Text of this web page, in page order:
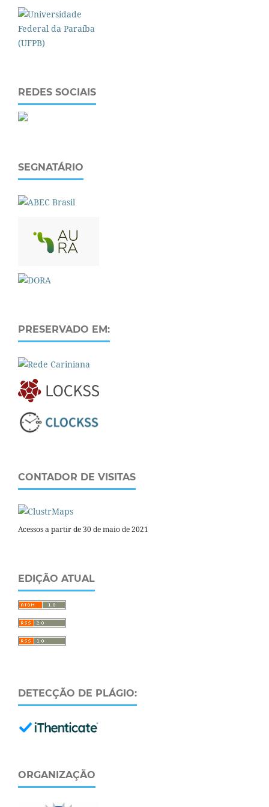
REDES SOCIAIS
SEGNATÁRIO
PRESERVADO EM:
CONTADOR DE VISITAS
Acessos a partir de 30 de maio de 2021
EDIÇÃO ATUAL
DETECÇÃO DE PLÁGIO:
ORGANIZAÇÃO